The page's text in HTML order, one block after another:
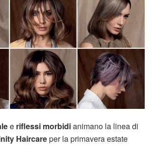
e riflessi morbidianimano la linea di
Haircareper la primavera estate